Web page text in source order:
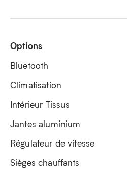
Options
Bluetooth
Climatisation
Intérieur Tissus
Jantes aluminium
Régulateur de vitesse
Sièges chauffants